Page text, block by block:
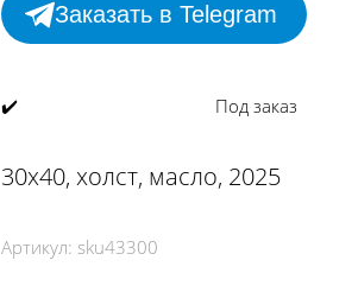
Заказать в Telegram
✔️ Под заказ
30х40, холст, масло, 2025
Артикул: sku43300